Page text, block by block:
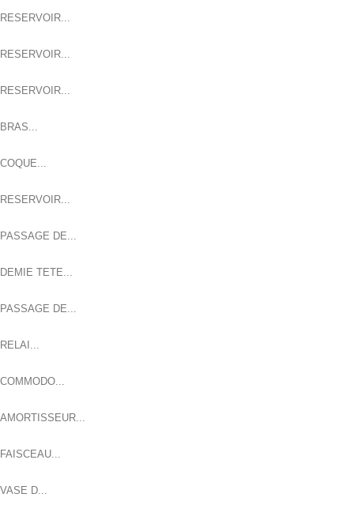
RESERVOIR...
RESERVOIR...
RESERVOIR...
BRAS...
COQUE...
RESERVOIR...
PASSAGE DE...
DEMIE TETE...
PASSAGE DE...
RELAI...
COMMODO...
AMORTISSEUR...
FAISCEAU...
VASE D...